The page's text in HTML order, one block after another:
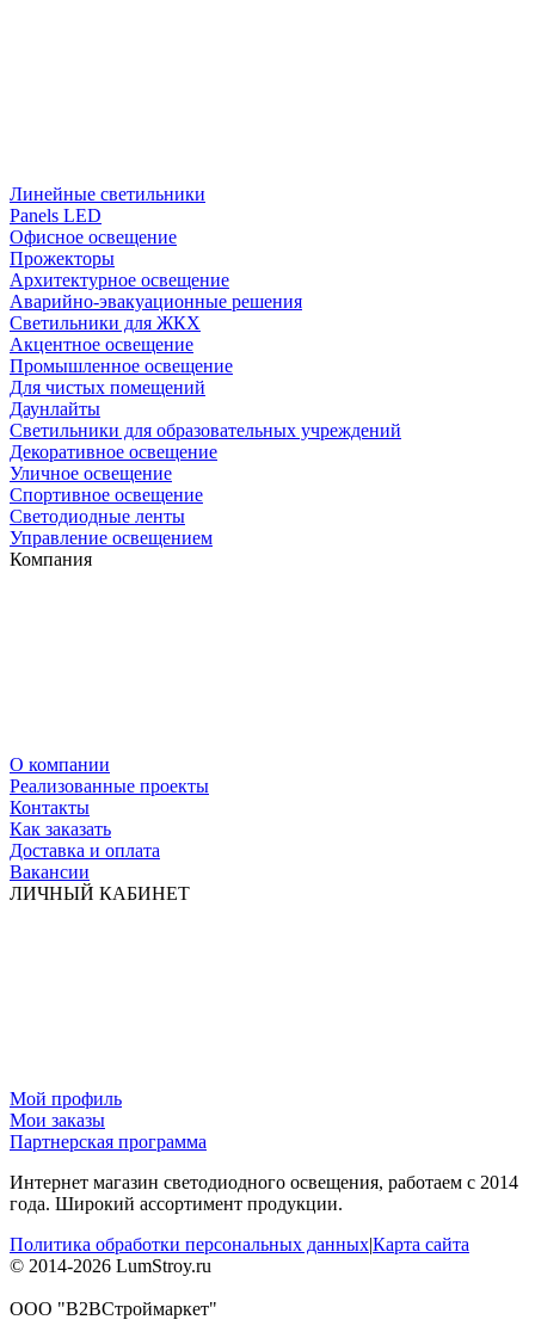
Линейные светильники
Panels LED
Офисное освещение
Прожекторы
Архитектурное освещение
Аварийно-эвакуационные решения
Светильники для ЖКХ
Акцентное освещение
Промышленное освещение
Для чистых помещений
Даунлайты
Светильники для образовательных учреждений
Декоративное освещение
Уличное освещение
Спортивное освещение
Светодиодные ленты
Управление освещением
Компания
О компании
Реализованные проекты
Контакты
Как заказать
Доставка и оплата
Вакансии
ЛИЧНЫЙ КАБИНЕТ
Мой профиль
Мои заказы
Партнерская программа
Интернет магазин светодиодного освещения, работаем с 2014
года. Широкий ассортимент продукции.
Политика обработки персональных данных|Карта сайта
© 2014-2026 LumStroy.ru
ООО "В2ВСтроймаркет"